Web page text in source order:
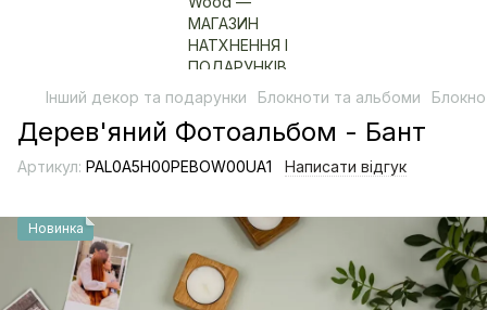
Інший декор та подарунки Блокноти та альбоми
Дерев'яний Фотоальбом - Бант
Артикул: PAL0A5H00PEBOW00UA1 Написати відгук
Новинка